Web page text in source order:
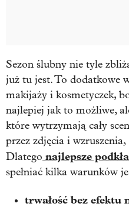
Sezon ślubny nie tyle
już tu jest. To dodatkowe
makijaży i kosmetyczek,
najlepiej jak to możliwe,
które wytrzymają cały
przez zdjęcia i
Dlatego najlepsze
spełniać kilka warunków
trwałość bez efektu